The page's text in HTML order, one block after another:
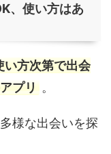
、使い方はあ
い方次第で出会
プリ 。
様な出会いを探